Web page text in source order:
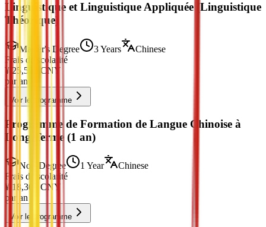
Linguistique et Linguistique Appliquée (Linguistique
Théorique)
Master's Degree 3 Years
Chinese
Frais de scolarité
¥ 25,500
CNY
par an
Voir le programme
Programme de Formation de Langue Chinoise à
Long Terme (1 an)
Non-Degree 1 Year
Chinese
Frais de scolarité
¥ 18,300
CNY
par an
Voir le programme